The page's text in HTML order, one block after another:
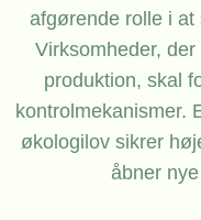
afgørende rolle i
Virksomheder,
produktion, skal
kontrolmekanismer.
økologilov sikrer
åbner